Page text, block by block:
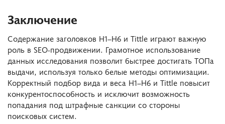
Заключение
Содержание заголовков H1–H6 и Tittle играют важную
роль в SEO-продвижении. Грамотное использование
данных исследования позволит быстрее достигать ТОПа
выдачи, используя только белые методы оптимизации.
Корректный подбор вида и веса H1–H6 и Tittle повысит
конкурентоспособность и исключит возможность
попадания под штрафные санкции со стороны
поисковых систем.